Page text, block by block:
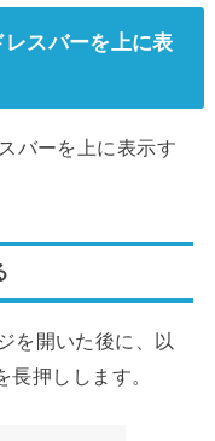
スバーを上に表
バーを上に表示す
を開いた後に、以
押しします。